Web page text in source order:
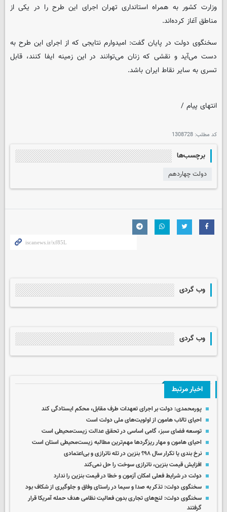
وزارت کشور به همراه استانداری تهران اجرای این طرح را در یکی از
مناطق آغاز کرده‌اند.
سخنگوی دولت در پایان گفت: امیدوارم نتایجی که از اجرای این طرح به
دست می‌آید و نقشی که زنان می‌توانند در این زمینه ایفا کنند، قابل
تسری به سایر نقاط ایران باشد.
انتهای پیام /
کد مطلب: 1308728
برچسب‌ها
دولت چهاردهم
وب گردی
وب گردی
اخبار مرتبط
پورمحمدی: دولت بر اجرای تعهدات طرف مقابل، محکم ایستادگی کند
احیای تالاب هامون از اولویت‌های ملی دولت است
توسعه فضای سبز، گامی اساسی در تحقق عدالت زیست‌محیطی است
احیای هامون و مهار ریزگردها مهم‌ترین مطالبه زیست‌محیطی استان است
نرخ بندی یا تکرار سال ۹۸؟ بنزین در تله‌ ناترازی و بی‌اعتمادی
افزایش قیمت بنزین، ناترازی سوخت را حل نمی‌کند
دولت در شرایط فعلی امکان آزمون و خطا در قیمت بنزین را ندارد
سخنگوی دولت: تذکر به صدا و سیما در راستای وفاق و جلوگیری از شکاف بود
سخنگوی دولت: لنج‌های تجاری بدون فعالیت نظامی هدف حمله آمریکا قرار
گرفتند